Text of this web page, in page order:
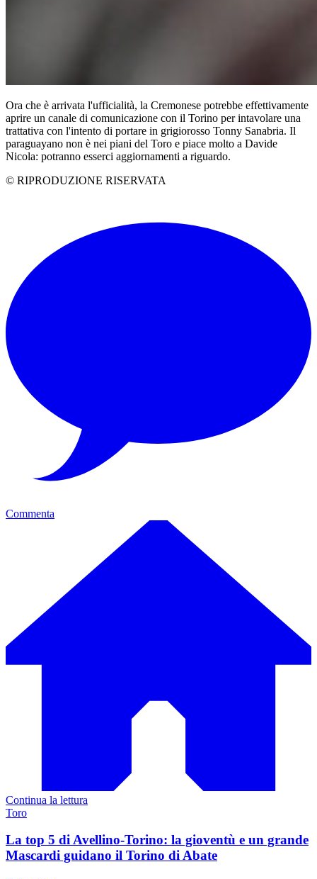
Ora che è arrivata l'ufficialità, la Cremonese potrebbe effettivamente
aprire un canale di comunicazione con il Torino per intavolare una
trattativa con l'intento di portare in grigiorosso Tonny Sanabria. Il
paraguayano non è nei piani del Toro e piace molto a Davide
Nicola: potranno esserci aggiornamenti a riguardo.
© RIPRODUZIONE RISERVATA
Commenta
Continua la lettura
Toro
La top 5 di Avellino-Torino: la gioventù e un grande
Mascardi guidano il Torino di Abate